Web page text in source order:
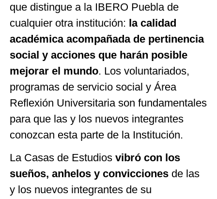
que distingue a la IBERO Puebla de
cualquier otra institución: la calidad
académica acompañada de pertinencia
social y acciones que harán posible
mejorar el mundo. Los voluntariados,
programas de servicio social y Área
Reflexión Universitaria son fundamentales
para que las y los nuevos integrantes
conozcan esta parte de la Institución.
La Casas de Estudios vibró con los
sueños, anhelos y convicciones de las
y los nuevos integrantes de su